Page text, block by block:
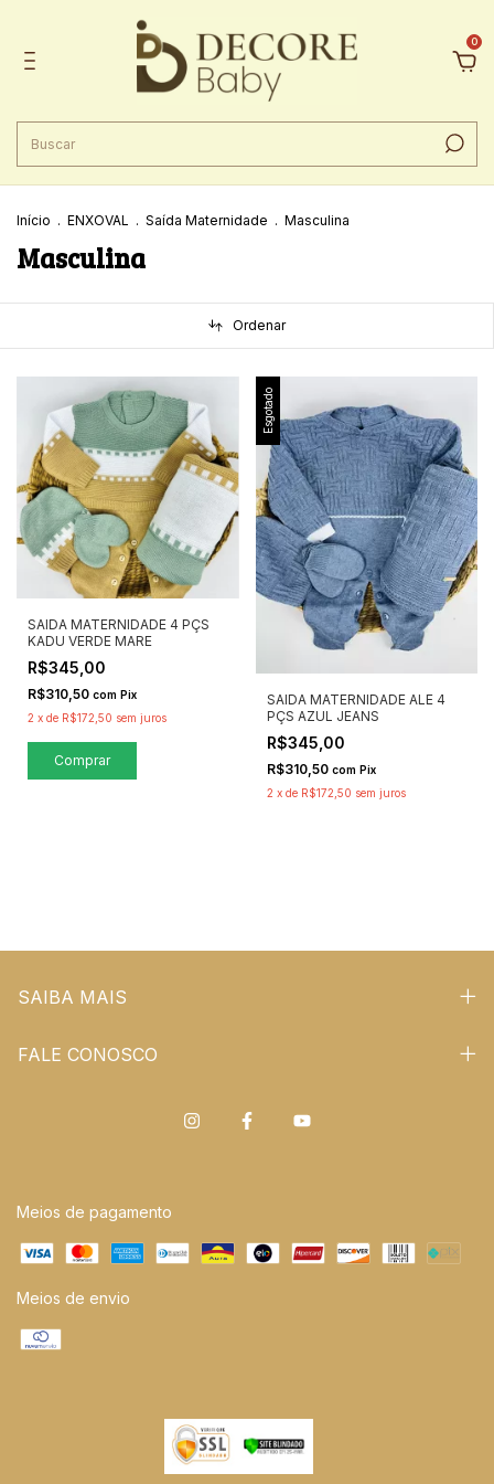
0
Início . ENXOVAL . Saída Maternidade . Masculina
Masculina
Ordenar
SAIDA MATERNIDADE 4 PÇS
KADU VERDE MARE
R$345,00
R$310,50 com Pix
2 x de R$172,50 sem juros
Esgotado
SAIDA MATERNIDADE ALE 4
PÇS AZUL JEANS
R$345,00
R$310,50 com Pix
2 x de R$172,50 sem juros
SAIBA MAIS
FALE CONOSCO
Meios de pagamento
Meios de envio